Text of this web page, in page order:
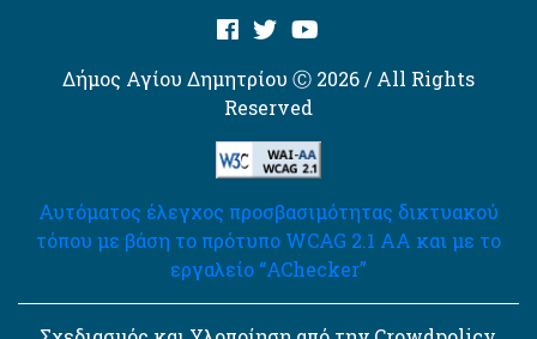
Δήμος Αγίου Δημητρίου Ⓒ 2026 / All Rights
Reserved
Αυτόματος έλεγχος προσβασιμότητας δικτυακού
τόπου με βάση το πρότυπο WCAG 2.1 AA και με το
εργαλείο “AChecker”